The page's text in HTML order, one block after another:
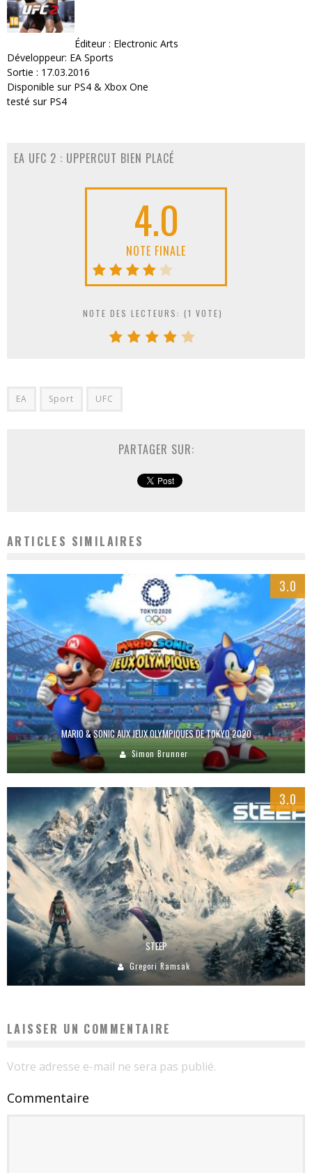
Éditeur : Electronic Arts
Développeur: EA Sports
Sortie : 17.03.2016
Disponible sur PS4 & Xbox One
testé sur PS4
EA UFC 2 : UPPERCUT BIEN PLACÉ
4.0
NOTE FINALE
NOTE DES LECTEURS: (1 VOTE)
EA Sport UFC
PARTAGER SUR:
ARTICLES SIMILAIRES
3.0
MARIO & SONIC AUX JEUX OLYMPIQUES DE TOKYO 2020
Simon Brunner
3.0
STEEP
Gregori Ramsak
LAISSER UN COMMENTAIRE
Votre adresse e-mail ne sera pas publié.
Commentaire